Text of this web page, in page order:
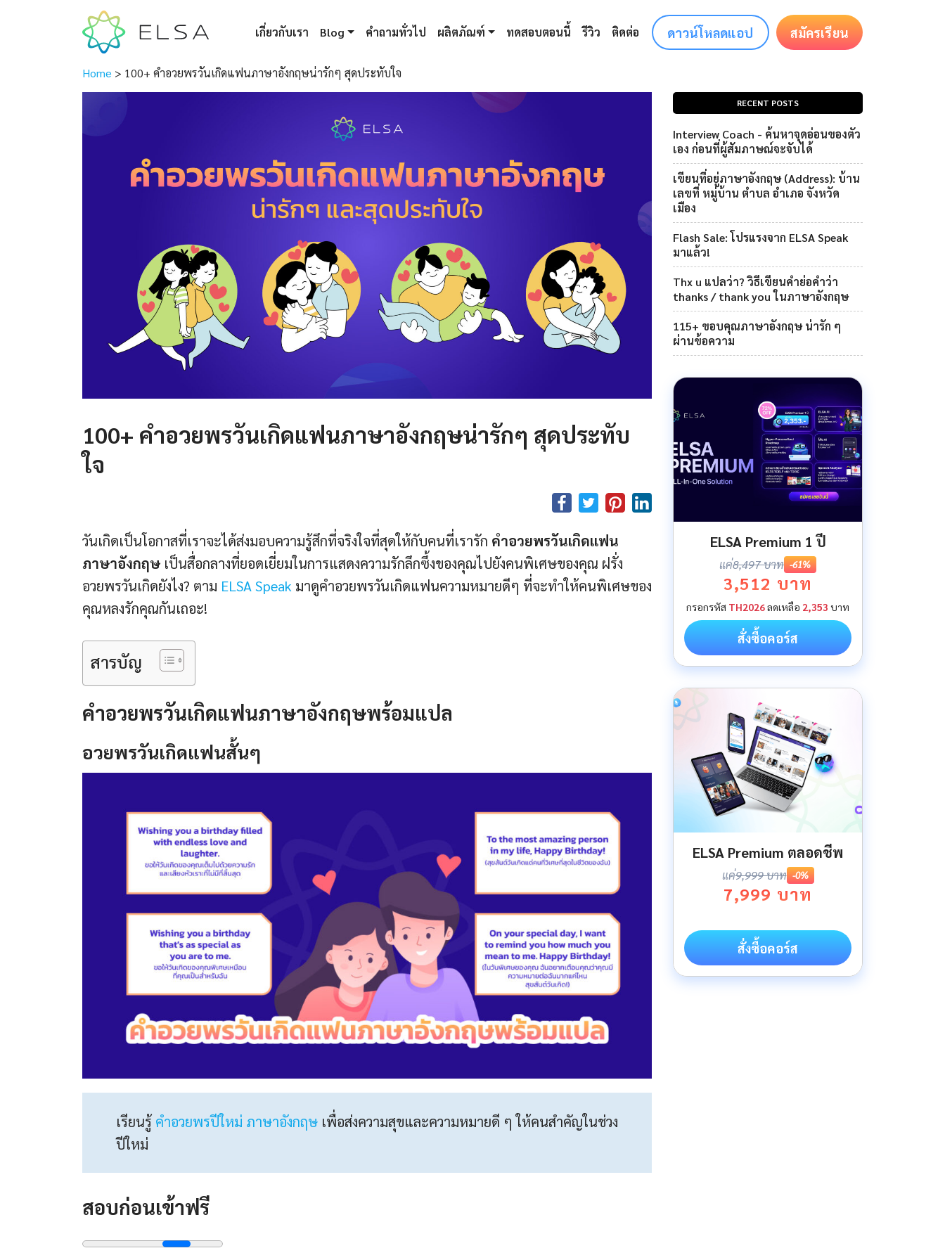
เกี่ยวกับเรา Blog คำถามทั่วไป ผลิตภัณฑ์ ทดสอบตอนนี้ รีวิว ติดต่อ ดาวน์โหลดแอป สมัครเรียน
Home > 100+ คําอวยพรวันเกิดแฟนภาษาอังกฤษน่ารักๆ สุดประทับใจ
100+ คําอวยพรวันเกิดแฟนภาษาอังกฤษน่ารักๆ สุดประทับ
ใจ
วันเกิดเป็นโอกาสที่เราจะได้ส่งมอบความรู้สึกที่จริงใจที่สุดให้กับคนที่เรารัก คําอวยพรวันเกิดแฟน
ภาษาอังกฤษ เป็นสื่อกลางที่ยอดเยี่ยมในการแสดงความรักลึกซึ้งของคุณไปยังคนพิเศษของคุณ ฝรั่ง
อวยพรวันเกิดยังไง? ตาม ELSA Speak มาดูคําอวยพรวันเกิดแฟนความหมายดีๆ ที่จะทำให้คนพิเศษของ
คุณหลงรักคุณกันเถอะ!
สารบัญ
คําอวยพรวันเกิดแฟนภาษาอังกฤษพร้อมแปล
อวยพรวันเกิดแฟนสั้นๆ
เรียนรู้ คําอวยพรปีใหม่ ภาษาอังกฤษเพื่อส่งความสุขและความหมายดี ๆ ให้คนสำคัญในช่วง
ปีใหม่
สอบก่อนเข้าฟรี
RECENT POSTS
Interview Coach - ค้นหาจุดอ่อนของตัว
เอง ก่อนที่ผู้สัมภาษณ์จะจับได้
เขียนที่อยู่ภาษาอังกฤษ (Address): บ้าน
เลขที่ หมู่บ้าน ตำบล อำเภอ จังหวัด
เมือง
Flash Sale: โปรแรงจาก ELSA Speak
มาแล้ว!
Thx u แปลว่า? วิธีเขียนคำย่อคำว่า
thanks / thank you ในภาษาอังกฤษ
115+ ขอบคุณภาษาอังกฤษ น่ารัก ๆ
ผ่านข้อความ
ELSA Premium 1 ปี
แค่8,497 บาท -61%
3,512 บาท
กรอกรหัส TH2026ลดเหลือ 2,353 บาท
สั่งซื้อคอร์ส
ELSA Premium ตลอดชีพ
แค่9,999 บาท -0%
7,999 บาท
สั่งซื้อคอร์ส